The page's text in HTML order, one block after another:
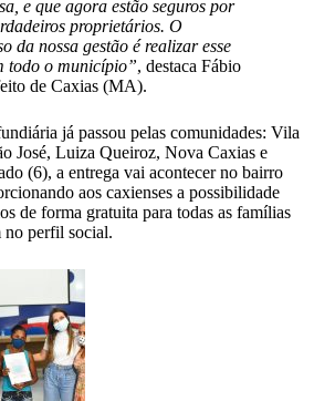
e que agora estão seguros por
proprietários. O
da nossa gestão é realizar esse
todo o município”, destaca Fábio
de Caxias (MA).
já passou pelas comunidades: Vila
José, Luiza Queiroz, Nova Caxias e
(6), a entrega vai acontecer no bairro
aos caxienses a possibilidade
de forma gratuita para todas as famílias
no perfil social.